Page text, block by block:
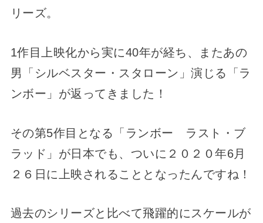
リーズ。
1作目上映化から実に40年が経ち、またあの
男「シルベスター・スタローン」演じる「ラ
ンボー」が返ってきました！
その第5作目となる「ランボー ラスト・ブ
ラッド」が日本でも、ついに２０２０年6月
２６日に上映されることとなったんですね！
過去のシリーズと比べて飛躍的にスケールが